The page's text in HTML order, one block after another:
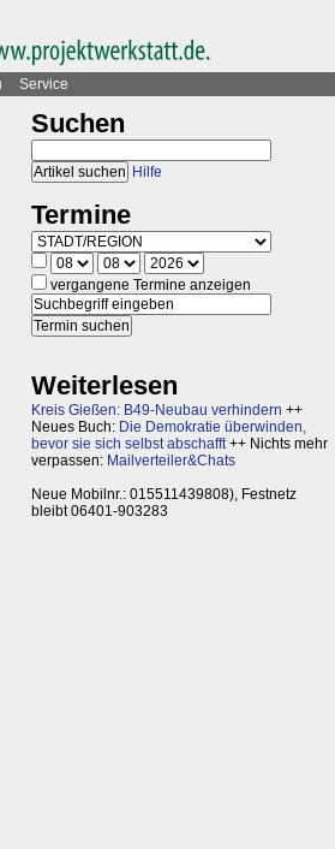
Service
Suchen
Hilfe
Termine
vergangene Termine anzeigen
Weiterlesen
Kreis Gießen: B49-Neubau verhindern ++
Neues Buch: Die Demokratie überwinden,
bevor sie sich selbst abschafft++ Nichts mehr
verpassen: Mailverteiler&Chats
Neue Mobilnr.: 015511439808), Festnetz
bleibt 06401-903283